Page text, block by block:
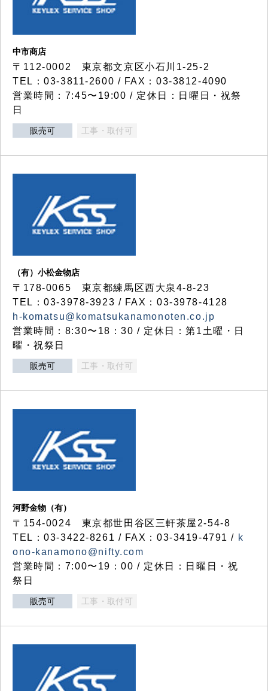
中市商店
〒112-0002 東京都文京区小石川1-25-2
TEL：03-3811-2600 / FAX：03-3812-4090
営業時間：7:45〜19:00 / 定休日：日曜日・祝祭
日
販売可 工事・取付可
（有）小松金物店
〒178-0065 東京都練馬区西大泉4-8-23
TEL：03-3978-3923 / FAX：03-3978-4128
h-komatsu@komatsukanamonoten.co.jp
営業時間：8:30〜18：30 / 定休日：第1土曜・日
曜・祝祭日
販売可 工事・取付可
河野金物（有）
〒154-0024 東京都世田谷区三軒茶屋2-54-8
TEL：03-3422-8261 / FAX：03-3419-4791 / k
ono-kanamono@nifty.com
営業時間：7:00〜19：00 / 定休日：日曜日・祝
祭日
販売可 工事・取付可